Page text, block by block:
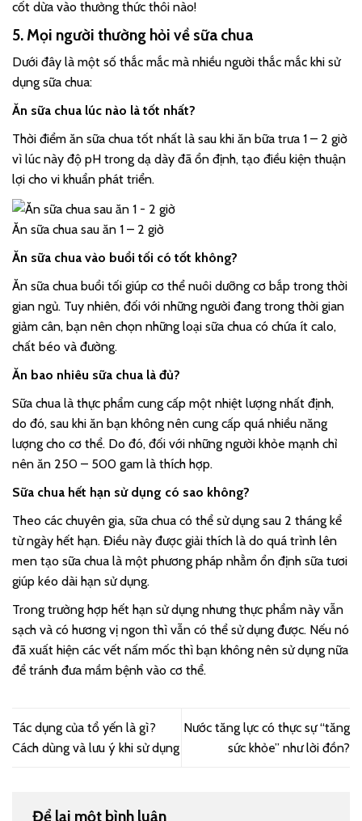
cốt dừa vào thưởng thức thôi nào!
5. Mọi người thường hỏi về sữa chua
Dưới đây là một số thắc mắc mà nhiều người thắc mắc khi sử
dụng sữa chua:
Ăn sữa chua lúc nào là tốt nhất?
Thời điểm ăn sữa chua tốt nhất là sau khi ăn bữa trưa 1 – 2 giờ
vì lúc này độ pH trong dạ dày đã ổn định, tạo điều kiện thuận
lợi cho vi khuẩn phát triển.
Ăn sữa chua sau ăn 1 – 2 giờ
Ăn sữa chua vào buổi tối có tốt không?
Ăn sữa chua buổi tối giúp cơ thể nuôi dưỡng cơ bắp trong thời
gian ngủ. Tuy nhiên, đối với những người đang trong thời gian
giảm cân, bạn nên chọn những loại sữa chua có chứa ít calo,
chất béo và đường.
Ăn bao nhiêu sữa chua là đủ?
Sữa chua là thực phẩm cung cấp một nhiệt lượng nhất định,
do đó, sau khi ăn bạn không nên cung cấp quá nhiều năng
lượng cho cơ thể. Do đó, đối với những người khỏe mạnh chỉ
nên ăn 250 – 500 gam là thích hợp.
Sữa chua hết hạn sử dụng có sao không?
Theo các chuyên gia, sữa chua có thể sử dụng sau 2 tháng kể
từ ngày hết hạn. Điều này được giải thích là do quá trình lên
men tạo sữa chua là một phương pháp nhằm ổn định sữa tươi
giúp kéo dài hạn sử dụng.
Trong trường hợp hết hạn sử dụng nhưng thực phẩm này vẫn
sạch và có hương vị ngon thì vẫn có thể sử dụng được. Nếu nó
đã xuất hiện các vết nấm mốc thì bạn không nên sử dụng nữa
để tránh đưa mầm bệnh vào cơ thể.
Tác dụng của tổ yến là gì?
Cách dùng và lưu ý khi sử dụng
Nước tăng lực có thực sự “tăng
sức khỏe” như lời đồn?
Để lại một bình luận